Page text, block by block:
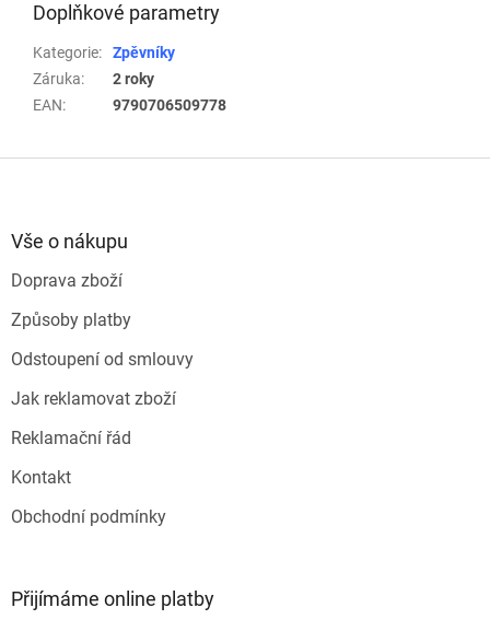
Doplňkové parametry
Kategorie:
Zpěvníky
Záruka:
2 roky
EAN: 9790706509778
Vše o nákupu
Doprava zboží
Způsoby platby
Odstoupení od smlouvy
Jak reklamovat zboží
Reklamační řád
Kontakt
Obchodní podmínky
Přijímáme online platby